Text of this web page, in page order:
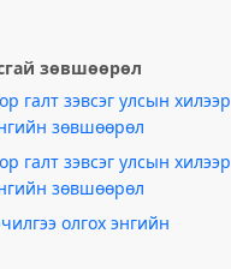
зөвшөөрөл
галт зэвсэг улсын хилээр
зөвшөөрөл
галт зэвсэг улсын хилээр
зөвшөөрөл
олгох энгийн